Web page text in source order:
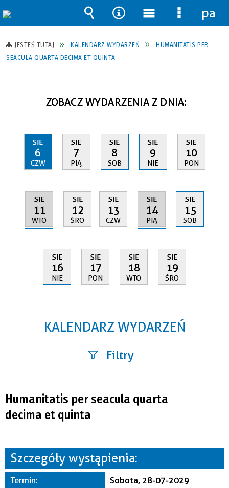
JESTEŚ TUTAJ KALENDARZ WYDARZEŃ
HUMANITATIS PER
SEACULA QUARTA DECIMA ET QUINTA
ZOBACZ WYDARZENIA Z DNIA:
SIE
6
CZW
SIE
7
PIĄ
SIE
8
SOB
SIE
9
NIE
SIE
10
PON
SIE
11
WTO
SIE
12
ŚRO
SIE
13
CZW
SIE
14
PIĄ
SIE
15
SOB
SIE
16
NIE
SIE
17
PON
SIE
18
WTO
SIE
19
ŚRO
KALENDARZ WYDARZEŃ
Filtry
—
Miejsce
Humanitatis per seacula quarta
decima et quinta
Szczegóły wystąpienia:
Termin:
Sobota, 28-07-2029
Wyszukiwarka
Narzędzia
Menu
główne
Menu